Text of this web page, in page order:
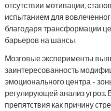
отсутствии мотивации,
испытанием для
благодаря трансформации
барьеров на шансы.
Мозговые эксперименты
заинтересованность
эмоционального центра –
регулирующей анализ
препятствия как причину